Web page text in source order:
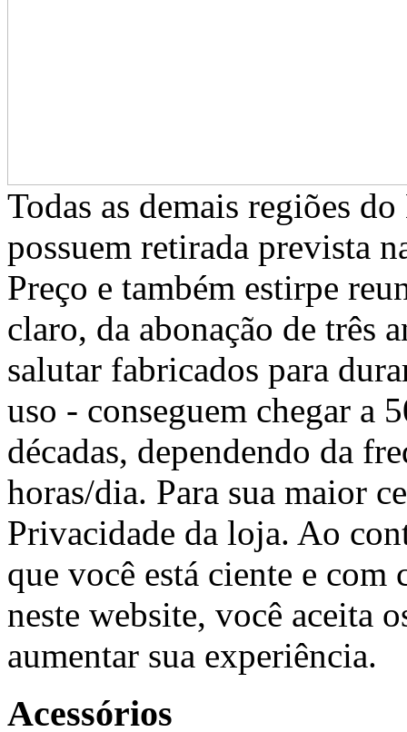
Todas as demais regiões
possuem retirada prevista
Preço e também estirpe
claro, da abonação de três
salutar fabricados para
uso - conseguem chegar a
décadas, dependendo da
horas/dia. Para sua maior
Privacidade da loja. Ao
que você está ciente e com
neste website, você aceita
aumentar sua experiência.
Acessórios